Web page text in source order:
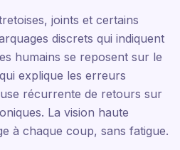
joints et certains
discrets qui indiquent
humains se reposent sur le
explique les erreurs
récurrente de retours sur
La vision haute
à chaque coup, sans fatigue.